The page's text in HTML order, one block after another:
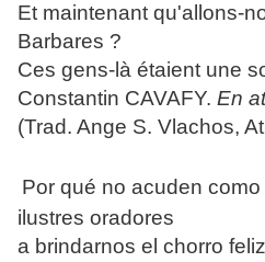
Et maintenant qu'allons-
Barbares ?
Ces gens-là étaient une
Constantin CAVAFY. En
(Trad. Ange S. Vlachos,
Por qué no acuden
ilustres oradores
a brindarnos el chorro